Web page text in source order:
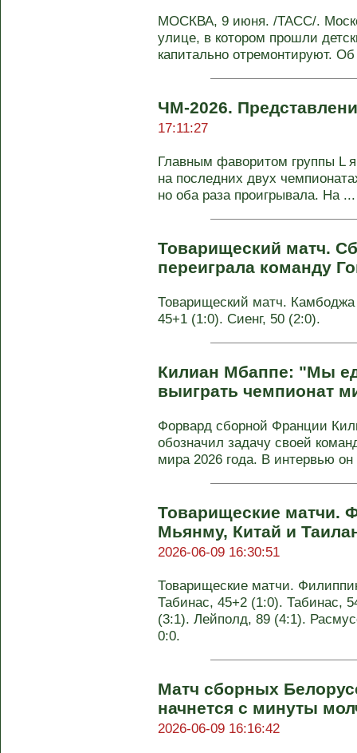
МОСКВА, 9 июня. /ТАСС/.
улице, в котором прошли
капитально отремонтируют.
ЧМ-2026.
17:11:27
Главным фаворитом группы L
на последних двух
но оба раза проигрывала. На ...
Товарищеский матч.
переиграла команду
Товарищеский матч. Камбоджа
45+1 (1:0). Сиенг, 50 (2:0).
Килиан Мбаппе: "Мы
выиграть чемпионат
Форвард сборной Франции
обозначил задачу своей
мира 2026 года. В интервью
Товарищеские матчи.
Мьянму, Китай и
2026-06-09 16:30:51
Товарищеские матчи.
Табинас, 45+2 (1:0). Табинас,
(3:1). Лейполд, 89 (4:1).
0:0.
Матч сборных
начнется с минуты
2026-06-09 16:16:42